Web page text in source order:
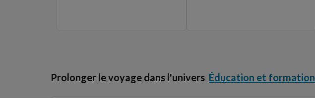
Prolonger le voyage dans l'univers Éducation et formation